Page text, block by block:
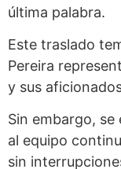
última palabra.
Este traslado
Pereira
y sus
Sin embargo, se
al equipo
sin